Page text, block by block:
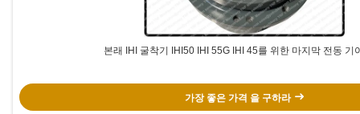
본래 IHI 굴착기 IHI50 IHI 55G IHI 45를 위한 마지막 전동 기
가장 좋은 가격 을 구하라